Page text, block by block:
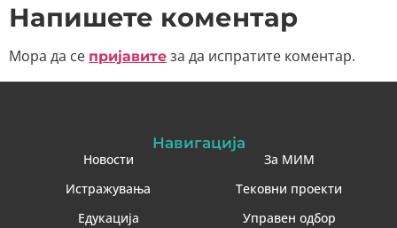
Напишете коментар
Мора да се пријавите за да испратите коментар.
Навигација
Новости
Истражувања
Едукација
За МИМ
Тековни проекти
Управен одбор